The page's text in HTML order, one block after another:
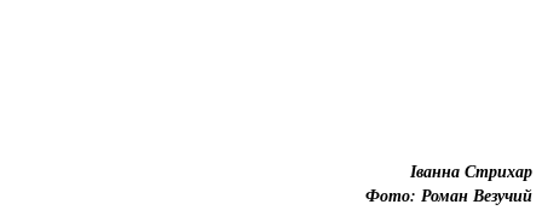
Іванна Стрихар
Фото: Роман Везучий